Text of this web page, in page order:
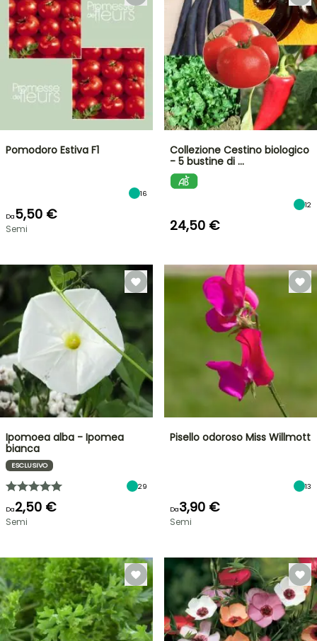
Pomodoro Estiva F1
16
Da5,50 €
Semi
Collezione Cestino biologico
- 5 bustine di …
12
24,50 €
Ipomoea alba - Ipomea
bianca
ESCLUSIVO
29
Da2,50 €
Semi
Pisello odoroso Miss Willmott
13
Da3,90 €
Semi